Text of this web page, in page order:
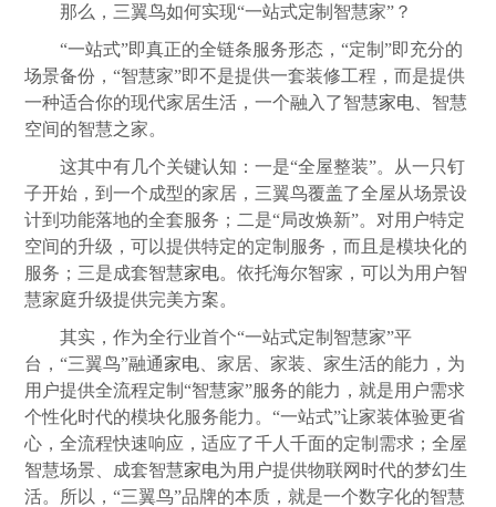
那么，三翼鸟如何实现“一站式定制智慧家”？
“一站式”即真正的全链条服务形态，“定制”即充分的
场景备份，“智慧家”即不是提供一套装修工程，而是提供
一种适合你的现代家居生活，一个融入了智慧家电 、智慧
空间的智慧之家。
这其中有几个关键认知：一是“全屋整装”。从一只钉
子开始，到一个成型的家居，三翼鸟覆盖了全屋从场景设
计到功能落地的全套服务；二是“局改焕新”。对用户特定
空间的升级，可以提供特定的定制服务，而且是模块化的
服务；三是成套智慧家电。依托海尔智家，可以为用户智
慧家庭升级提供完美方案。
其实，作为全行业首个“一站式定制智慧家”平
台，“三翼鸟”融通家电 、家居、家装、家生活的能力，为
用户提供全流程定制“智慧家”服务的能力，就是用户需求
个性化时代的模块化服务能力。“一站式”让家装体验更省
心，全流程快速响应，适应了千人千面的定制需求；全屋
智慧场景、成套智慧家电为用户提供物联网时代的梦幻生
活。所以，“三翼鸟”品牌的本质，就是一个数字化的智慧